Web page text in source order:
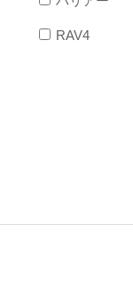
RAV4